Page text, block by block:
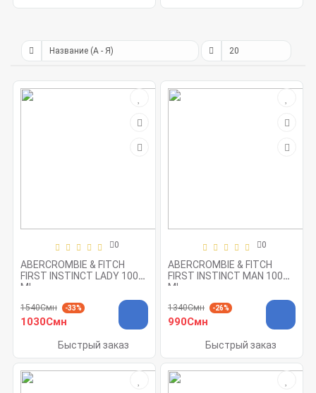
0
ABERCROMBIE & FITCH
FIRST INSTINCT LADY 100
ML
1540Смн -33%
1030Смн
Быстрый заказ
0
ABERCROMBIE & FITCH
FIRST INSTINCT MAN 100
ML
1340Смн -26%
990Смн
Быстрый заказ